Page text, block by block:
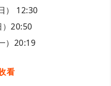
） 12:30
20:50
）20:19
看